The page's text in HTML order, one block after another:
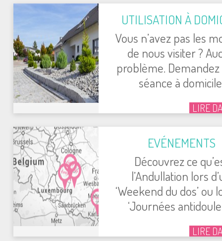
UTILISATION À
Vous n’avez pas les
de nous visiter ?
problème.
séance à
LIRE
EVÉNEMENTS
Découvrez ce
l’Andullation lors
‘Weekend du dos’ ou
‘Journées
LIRE